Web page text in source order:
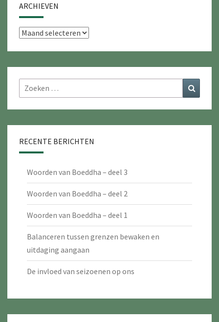
ARCHIEVEN
Archieven
Zoeken
naar:
RECENTE BERICHTEN
Woorden van Boeddha – deel 3
Woorden van Boeddha – deel 2
Woorden van Boeddha – deel 1
Balanceren tussen grenzen bewaken en
uitdaging aangaan
De invloed van seizoenen op ons